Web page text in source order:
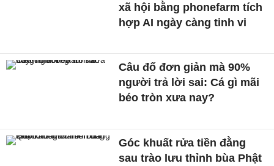
xã hội bằng phonefarm tích
hợp AI ngày càng tinh vi
Câu đố đơn giản mà 90%
người trả lời sai: Cá gì mãi
béo tròn xưa nay?
Góc khuất rửa tiền đằng
sau trào lưu thỉnh bùa Phật